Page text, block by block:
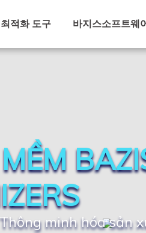
적화 도구 바지스소프트웨
minh hóa sản